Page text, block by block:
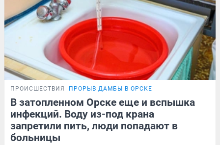
ПРОИСШЕСТВИЯ ПРОРЫВ ДАМБЫ В ОРСКЕ
В затопленном Орске еще и вспышка
инфекций. Воду из-под крана
запретили пить, люди попадают в
больницы